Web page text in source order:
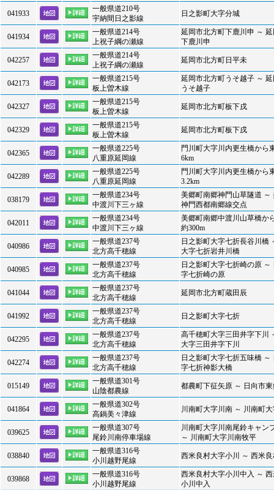
041933
一般県道210号
宇納間日之影線
日之影町大字分城
041934
一般県道214号
上祝子綱の瀬線
延岡市北方町下鹿川申 ～
下鹿川申
042257
一般県道214号
上祝子綱の瀬線
延岡市北方町日平未
042173
一般県道215号
板上曽木線
延岡市北方町うそ越子 ～
うそ越子
042327
一般県道215号
板上曽木線
延岡市北方町板下戌
042329
一般県道215号
板上曽木線
延岡市北方町板下戌
042365
一般県道225号
八重原延岡線
門川町大字川内更生橋から
6km
042289
一般県道225号
八重原延岡線
門川町大字川内更生橋から
3.2km
038179
一般県道234号
中渡川下三ヶ線
美郷町南郷神門山草隧道 ～
神門西都南郷線交点
042011
一般県道234号
中渡川下三ヶ線
美郷町南郷中渡川山草橋か
約300m
040986
一般県道237号
北方高千穂線
日之影町大字七折長谷川橋
大字七折岩井川橋
040985
一般県道237号
北方高千穂線
日之影町大字七折崎の原 ～
字七折崎の原
041044
一般県道237号
北方高千穂線
延岡市北方町蔵田辰
041992
一般県道237号
北方高千穂線
日之影町大字七折
042295
一般県道237号
北方高千穂線
高千穂町大字三田井字下川
大字三田井字下川
042274
一般県道237号
北方高千穂線
日之影町大字七折五味橋 ～
字七折神影大橋
015149
一般県道301号
山陰都農線
都農町下征矢原 ～ 日向市
041864
一般県道302号
高鍋美々津線
川南町大字川南 ～ 川南町
039625
一般県道307号
尾鈴川南停車場線
川南町大字川南尾鈴キャン
～ 川南町大字川南牧平
038840
一般県道316号
小川越野尾線
西米良村大字小川 ～ 西米
039868
一般県道316号
小川越野尾線
西米良村大字小川中入 ～
小川中入